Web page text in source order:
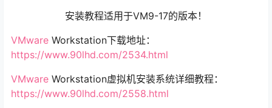
安装教程适用于VM9-17的版本！
VMware Workstation​下载地址：
https://www.90lhd.com/2534.html
VMware Workstation​虚拟机安装系统详细教程：
https://www.90lhd.com/2558.html